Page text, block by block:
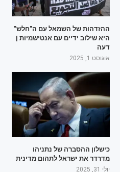
ההזדהות של השמאל עם ה"חלש"
היא שילוב ידיים עם אנטישמיות |
דעה
אוגוסט 1, 2025
כישלון ההסברה של נתניהו
מדרדר את ישראל לתהום מדינית
יולי 31, 2025